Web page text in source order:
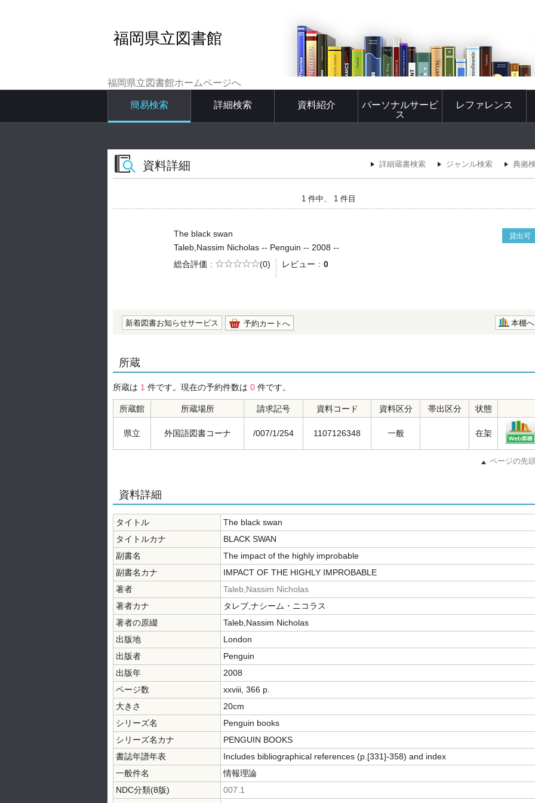
福岡県立図書館
福岡県立図書館ホームページへ
簡易検索 詳細検索 資料紹介
パーソナルサービ
ス
レファレンス
資料詳細 詳細蔵書検索 ジャンル検索 典拠
1 件中、 1 件目
The black swan 貸出可
Taleb,Nassim Nicholas -- Penguin -- 2008 --
総合評価
5段階評価
(0) レビュー 0
新着図書お知らせサービス 予約カートへ 本棚へ
所蔵
所蔵は 1 件です。現在の予約件数は 0 件です。
所蔵館 所蔵場所 請求記号 資料コード 資料区分 帯出区分 状態
県立 外国語図書コーナ /007/1/254 1107126348 一般 在架
ページの先
資料詳細
タイトル
The black swan
タイトルカナ
BLACK SWAN
副書名
The impact of the highly improbable
副書名カナ
IMPACT OF THE HIGHLY IMPROBABLE
著者
Taleb,Nassim Nicholas
著者カナ
タレブ,ナシーム・ニコラス
著者の原綴
Taleb,Nassim Nicholas
出版地
London
出版者
Penguin
出版年
2008
ページ数
xxviii, 366 p.
大きさ
20cm
シリーズ名
Penguin books
シリーズ名カナ
PENGUIN BOOKS
書誌年譜年表
Includes bibliographical references (p.[331]-358) and index
一般件名
情報理論
NDC分類(8版)
007.1